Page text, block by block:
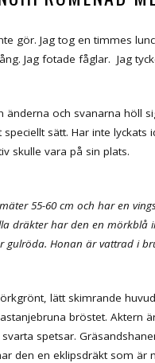
gör. Jag tog en timmes
Jag fotade fåglar. Jag
och svanarna höll
sätt. Har inte
skulle vara på sin plats.
55-60 cm och har en
dräkter har den en mörkblå
gulröda. Honan är vattrad i
lätt skimrande
bröstet. Aktern
spetsar.
den en eklipsdräkt som